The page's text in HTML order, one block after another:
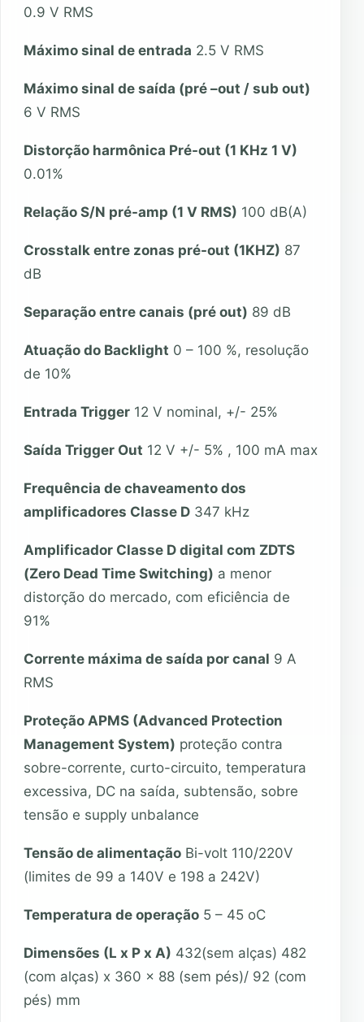
0.9 V RMS
Máximo sinal de entrada 2.5 V RMS
Máximo sinal de saída (pré –out / sub out)
6 V RMS
Distorção harmônica Pré-out (1 KHz 1 V)
0.01%
Relação S/N pré-amp (1 V RMS) 100 dB(A)
Crosstalk entre zonas pré-out (1KHZ) 87
dB
Separação entre canais (pré out) 89 dB
Atuação do Backlight 0 – 100 %, resolução
de 10%
Entrada Trigger 12 V nominal, +/- 25%
Saída Trigger Out 12 V +/- 5% , 100 mA max
Frequência de chaveamento dos
amplificadores Classe D 347 kHz
Amplificador Classe D digital com ZDTS
(Zero Dead Time Switching) a menor
distorção do mercado, com eficiência de
91%
Corrente máxima de saída por canal 9 A
RMS
Proteção APMS (Advanced Protection
Management System) proteção contra
sobre-corrente, curto-circuito, temperatura
excessiva, DC na saída, subtensão, sobre
tensão e supply unbalance
Tensão de alimentação Bi-volt 110/220V
(limites de 99 a 140V e 198 a 242V)
Temperatura de operação 5 – 45 oC
Dimensões (L x P x A) 432(sem alças) 482
(com alças) x 360 x 88 (sem pés)/ 92 (com
pés) mm